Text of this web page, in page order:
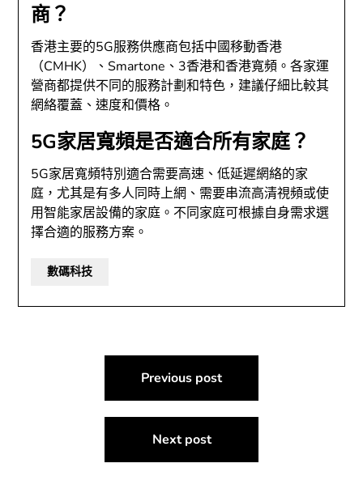
商？
香港主要的5G服務供應商包括中國移動香港
（CMHK）、Smartone、3香港和香港寬頻。各家運
營商都提供不同的服務計劃和特色，建議仔細比較其
網絡覆蓋、速度和價格。
5G家居寬頻是否適合所有家庭？
5G家居寬頻特別適合需要高速、低延遲網絡的家
庭，尤其是有多人同時上網、需要串流高清視頻或使
用智能家居設備的家庭。不同家庭可根據自身需求選
擇合適的服務方案。
數碼科技
Previous post
Next post